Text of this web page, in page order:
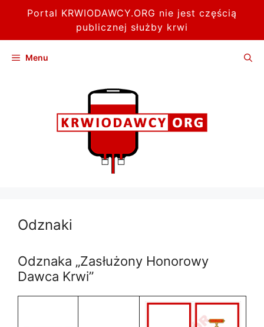
Portal KRWIODAWCY.ORG nie jest częścią
publicznej służby krwi
Menu
Odznaki
Odznaka „Zasłużony Honorowy
Dawca Krwi”